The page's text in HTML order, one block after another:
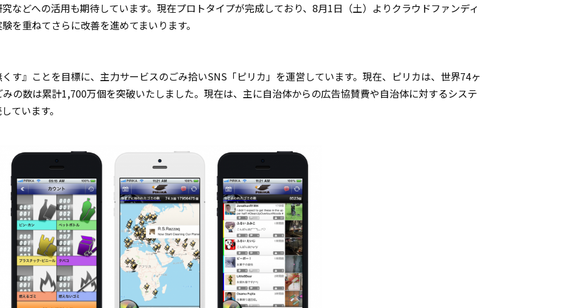
などへの活用も期待しています。現在プロトタイプが完成しており、8月1日（土）よりクラウドファンディ
を重ねてさらに改善を進めてまいります。
す』ことを目標に、主力サービスのごみ拾いSNS「ピリカ」を運営しています。現在、ピリカは、世界74ヶ
の数は累計1,700万個を突破いたしました。現在は、主に自治体からの広告協賛費や自治体に対するシステ
ています。